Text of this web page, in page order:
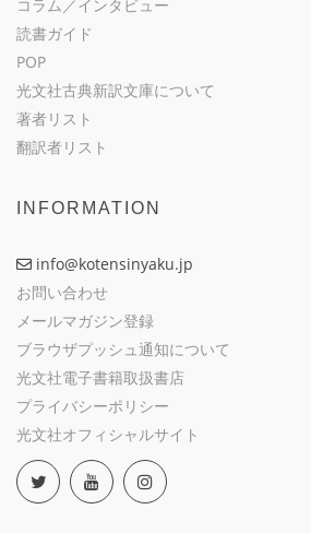
コラム／インタビュー
読書ガイド
POP
光文社古典新訳文庫について
著者リスト
翻訳者リスト
INFORMATION
info@kotensinyaku.jp
お問い合わせ
メールマガジン登録
ブラウザプッシュ通知について
光文社電子書籍取扱書店
プライバシーポリシー
光文社オフィシャルサイト